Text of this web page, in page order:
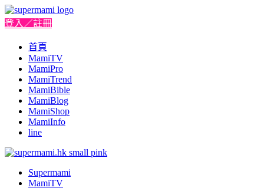
登入／註冊
首頁
MamiTV
MamiPro
MamiTrend
MamiBible
MamiBlog
MamiShop
MamiInfo
line
Supermami
MamiTV